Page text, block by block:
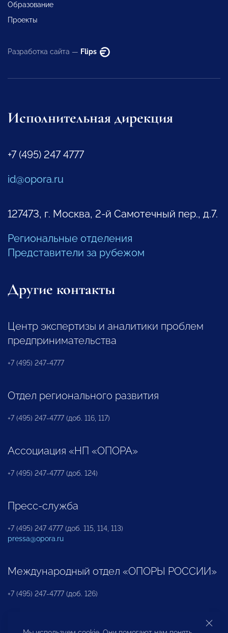
Образование
Проекты
Разработка сайта — Flips
Исполнительная дирекция
+7 (495) 247 4777
id@opora.ru
127473, г. Москва, 2-й Самотечный пер., д.7.
Региональные отделения
Представители за рубежом
Другие контакты
Центр экспертизы и аналитики проблем
предпринимательства
+7 (495) 247-4777
Отдел регионального развития
+7 (495) 247-4777 (доб. 116, 117)
Ассоциация «НП «ОПОРА»
+7 (495) 247-4777 (доб. 124)
Пресс-служба
+7 (495) 247 4777 (доб. 115, 114, 113)
pressa@opora.ru
Международный отдел «ОПОРЫ РОССИИ»
+7 (495) 247-4777 (доб. 126)
Бюро по защите прав предпринимателей и